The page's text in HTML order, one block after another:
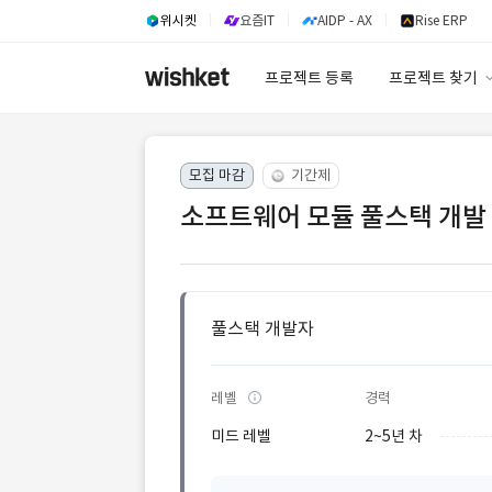
위시켓 요즘IT AIDP - AX Rise ERP
프로젝트 등록 프로젝트 찾기
모집 마감 기간제
소프트웨어 모듈 풀스택 개발
풀스택 개발자
레벨 경력
미드 레벨 2~5년 차